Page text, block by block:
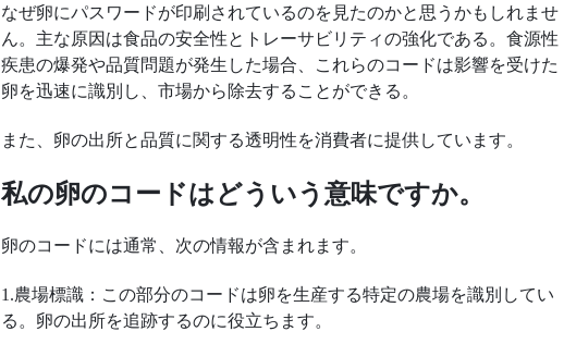
なぜ卵にパスワードが印刷されているのを見たのかと思うかもしれませ
ん。主な原因は食品の安全性とトレーサビリティの強化である。食源性
疾患の爆発や品質問題が発生した場合、これらのコードは影響を受けた
卵を迅速に識別し、市場から除去することができる。
また、卵の出所と品質に関する透明性を消費者に提供しています。
私の卵のコードはどういう意味ですか。
卵のコードには通常、次の情報が含まれます。
1.農場標識：この部分のコードは卵を生産する特定の農場を識別してい
る。卵の出所を追跡するのに役立ちます。